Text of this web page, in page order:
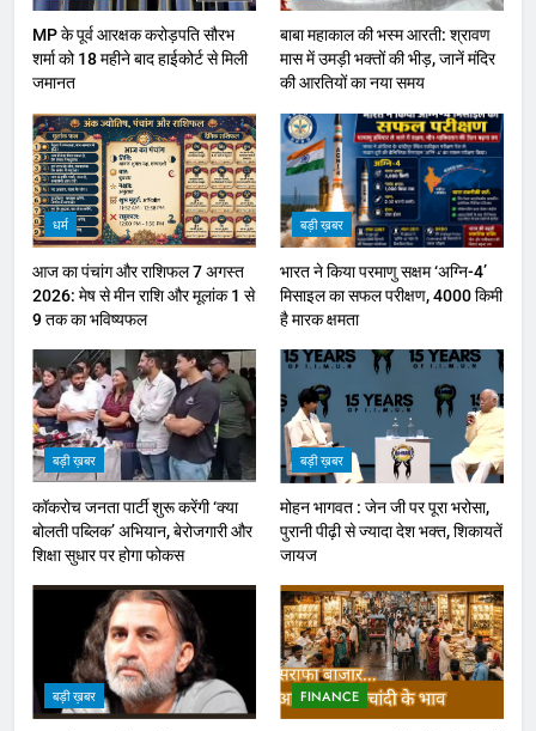
MP के पूर्व आरक्षक करोड़पति सौरभ
शर्मा को 18 महीने बाद हाईकोर्ट से मिली
जमानत
बाबा महाकाल की भस्म आरती: श्रावण
मास में उमड़ी भक्तों की भीड़, जानें मंदिर
की आरतियों का नया समय
धर्म
आज का पंचांग और राशिफल 7 अगस्त
2026: मेष से मीन राशि और मूलांक 1 से
9 तक का भविष्यफल
बड़ी ख़बर
भारत ने किया परमाणु सक्षम ‘अग्नि-4’
मिसाइल का सफल परीक्षण, 4000 किमी
है मारक क्षमता
बड़ी ख़बर
कॉकरोच जनता पार्टी शुरू करेंगी ‘क्या
बोलती पब्लिक’ अभियान, बेरोजगारी और
शिक्षा सुधार पर होगा फोकस
बड़ी ख़बर
मोहन भागवत : जेन जी पर पूरा भरोसा,
पुरानी पीढ़ी से ज्यादा देश भक्त, शिकायतें
जायज
बड़ी ख़बर FINANCE